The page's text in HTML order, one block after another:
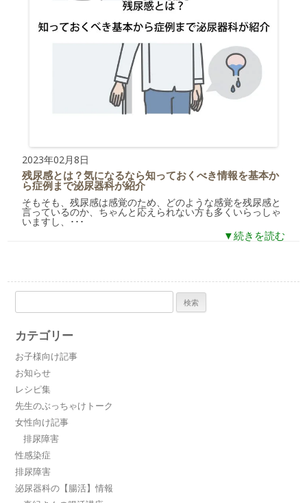
2023年02月8日
残尿感とは？気になるなら知っておくべき情報を基本か
ら症例まで泌尿器科が紹介
そもそも、残尿感は感覚のため、どのような感覚を残尿感と
言っているのか、ちゃんと応えられない方も多くいらっしゃ
いますし、･･･
▼続きを読む
索:
カテゴリー
お子様向け記事
お知らせ
レシピ集
先生のぶっちゃけトーク
女性向け記事
排尿障害
性感染症
排尿障害
泌尿器科の【腸活】情報